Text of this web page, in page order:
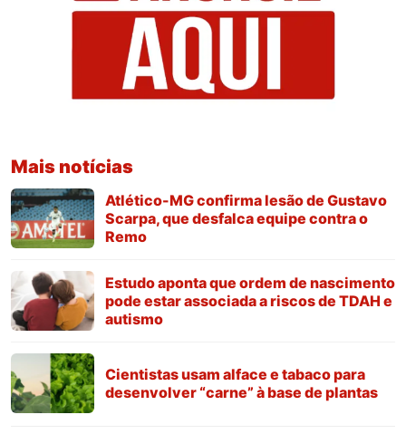
Mais notícias
Atlético-MG confirma lesão de Gustavo
Scarpa, que desfalca equipe contra o
Remo
Estudo aponta que ordem de nascimento
pode estar associada a riscos de TDAH e
autismo
Cientistas usam alface e tabaco para
desenvolver “carne” à base de plantas